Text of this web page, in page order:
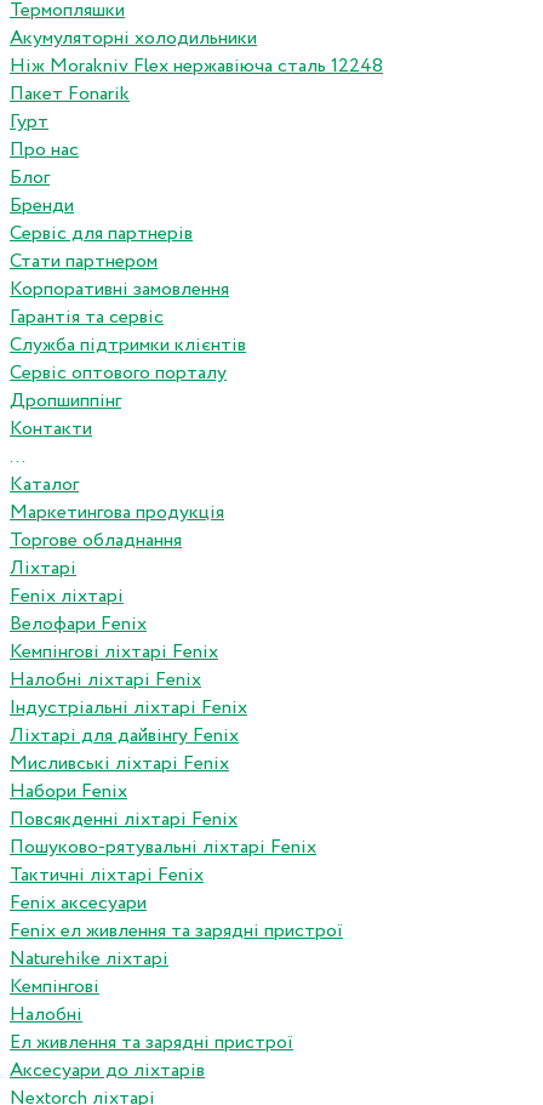
Термопляшки
Акумуляторні холодильники
Ніж Morakniv Flex нержавіюча сталь 12248
Пакет Fonarik
Гурт
Про нас
Блог
Бренди
Сервіс для партнерів
Стати партнером
Корпоративні замовлення
Гарантія та сервіс
Служба підтримки клієнтів
Сервіс оптового порталу
Дропшиппінг
Контакти
...
Каталог
Маркетингова продукція
Торгове обладнання
Ліхтарі
Fenix ліхтарі
Велофари Fenix
Кемпінгові ліхтарі Fenix
Налобні ліхтарі Fenix
Індустріальні ліхтарі Fenix
Ліхтарі для дайвінгу Fenix
Мисливські ліхтарі Fenix
Набори Fenix
Повсякденні ліхтарі Fenix
Пошуково-рятувальні ліхтарі Fenix
Тактичні ліхтарі Fenix
Fenix аксесуари
Fenix ел живлення та зарядні пристрої
Naturehike ліхтарі
Кемпінгові
Налобні
Ел живлення та зарядні пристрої
Аксесуари до ліхтарів
Nextorch ліхтарі